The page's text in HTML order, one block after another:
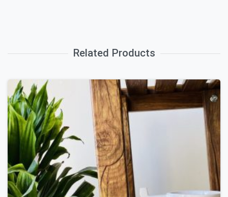
Related Products